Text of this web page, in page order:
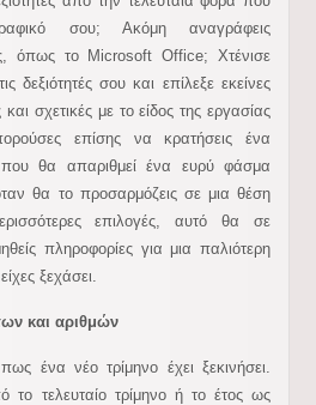
σου; Ακόμη αναγράφεις
όπως το Microsoft Office; Χτένισε
δεξιότητές σου και επίλεξε εκείνες
σχετικές με το είδος της εργασίας
επίσης να κρατήσεις ένα
που θα απαριθμεί ένα ευρύ φάσμα
θα το προσαρμόζεις σε μια θέση
επιλογές, αυτό θα σε
πληροφορίες για μια παλιότερη
ξεχάσει.
και αριθμών
ένα νέο τρίμηνο έχει ξεκινήσει.
το τελευταίο τρίμηνο ή το έτος ως